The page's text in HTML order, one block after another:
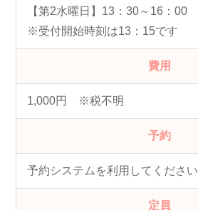
【第2水曜日】13：30～16：00
※受付開始時刻は13：15です
費用
1,000円 ※税不明
予約
予約システムを利用してください
定員